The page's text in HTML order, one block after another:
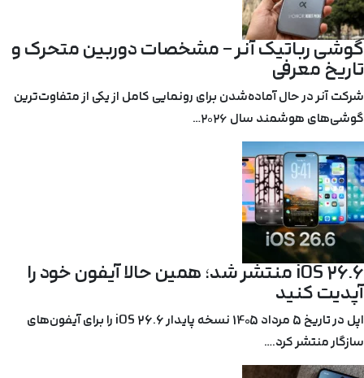
گوشی رباتیک آنر – مشخصات دوربین متحرک و
تاریخ معرفی
شرکت آنر در حال آماده‌شدن برای رونمایی کامل از یکی از متفاوت‌ترین
گوشی‌های هوشمند سال ۲۰۲۶…
iOS 26.6 منتشر شد؛ همین حالا آیفون خود را
آپدیت کنید
اپل در تاریخ 5 مرداد 1405 نسخه پایدار iOS 26.6 را برای آیفون‌های
سازگار منتشر کرد.…